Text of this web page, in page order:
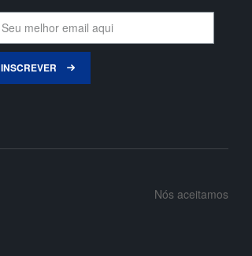
INSCREVER
Nós aceitamos